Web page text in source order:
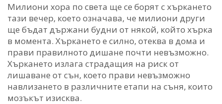
Милиони хора по света ще се борят с хъркането
тази вечер, което означава, че милиони други
ще бъдат държани будни от някой, който хърка
в момента. Хъркането е силно, отеква в дома и
прави правилното дишане почти невъзможно.
Хъркането излага страдащия на риск от
лишаване от сън, което прави невъзможно
навлизането в различните етапи на съня, които
мозъкът изисква.